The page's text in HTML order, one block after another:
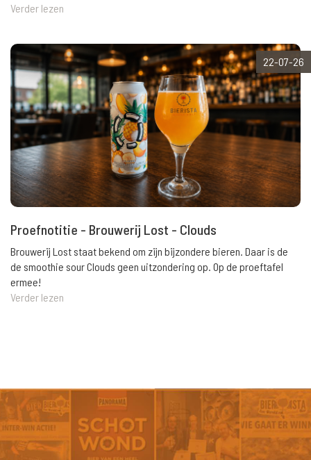
Verder lezen
22-07-26
Proefnotitie - Brouwerij Lost - Clouds
Brouwerij Lost staat bekend om zijn bijzondere bieren. Daar is de
de smoothie sour Clouds geen uitzondering op. Op de proeftafel
ermee!
Verder lezen